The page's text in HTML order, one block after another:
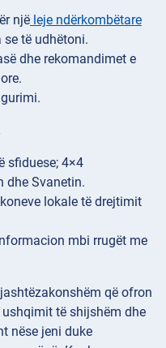
një leje ndërkombëtare
se të udhëtoni.
dhe rekomandimet e
sfiduese; 4×4
dhe Svanetin.
lokale të drejtimit
mbi rrugët me
që ofron
ushqimit të shijshëm dhe
nëse jeni duke